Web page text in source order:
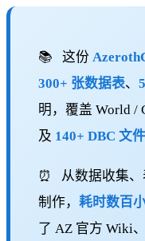
📚 这份
300+ 张数据表、
明，覆盖 World /
及 140+ DBC 文件
⏰
从数据收集
制作， 耗时数百
了 AZ 官方 Wiki